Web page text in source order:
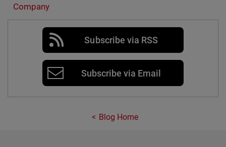
Company
Subscribe via RSS
Subscribe via Email
Blog Home